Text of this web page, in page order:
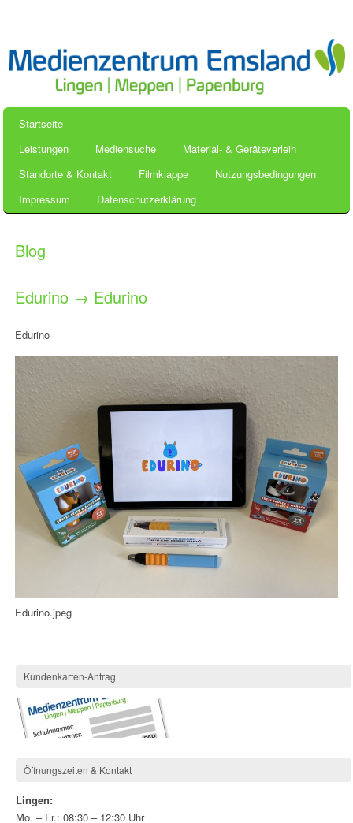
Startseite
Leistungen
Mediensuche
Material- & Geräteverleih
Standorte & Kontakt
Filmklappe
Nutzungsbedingungen
Impressum
Datenschutzerklärung
Blog
Edurino→ Edurino
Edurino
Edurino.jpeg
Kundenkarten-Antrag
Öffnungszeiten & Kontakt
Lingen:
Mo. – Fr.: 08:30 – 12:30 Uhr